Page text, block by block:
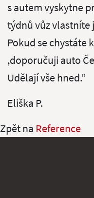
s autem vyskytne
týdnů vůz vlastníte
Pokud se chystáte
,doporučuji auto
Udělají vše hned.“
Eliška P.
Zpět na Reference